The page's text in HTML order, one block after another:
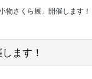
物さくら展」開催します！
ます！